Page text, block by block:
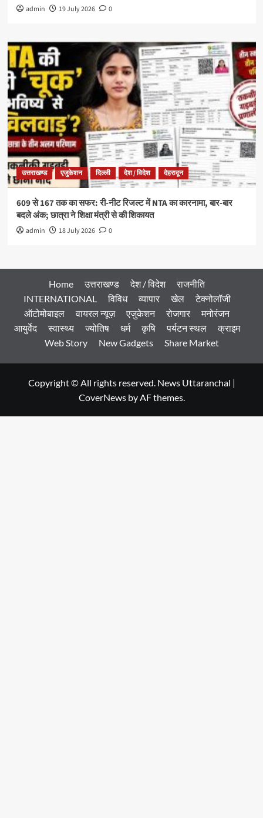
admin 19 July 2026 0
उत्तराखण्ड एजुकेशन दिल्ली देश / विदेश देहरादून
609 से 167 तक का सफर: री-नीट रिजल्ट में NTA का कारनामा, बार-बार
बदले अंक; छात्रा ने शिक्षा मंत्री से की शिकायत
admin 18 July 2026 0
Home उत्तराखण्ड देश / विदेश
राजनीति
INTERNATIONAL
विविध व्यापार खेल
टेक्नोलॉजी
ऑटोमोबाइल
वायरल न्यूज़ एजुकेशन रोजगार
मनोरंजन
आयुर्वेद
स्वास्थ्य ज्योतिष धर्म कृषि पर्यटन स्थल
क्राइम
Web Story
New Gadgets Share Market
Copyright © All rights reserved. News Uttaranchal |
CoverNewsby AF themes.